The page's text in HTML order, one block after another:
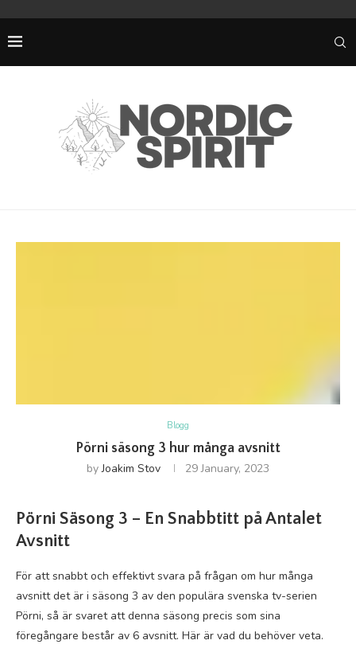
Blogg
Pörni säsong 3 hur många avsnitt
byJoakim Stov 29 January, 2023
Pörni Säsong 3 – En Snabbtitt på Antalet
Avsnitt
För att snabbt och effektivt svara på frågan om hur många
avsnitt det är i säsong 3 av den populära svenska tv-serien
Pörni, så är svaret att denna säsong precis som sina
föregångare består av 6 avsnitt. Här är vad du behöver veta.